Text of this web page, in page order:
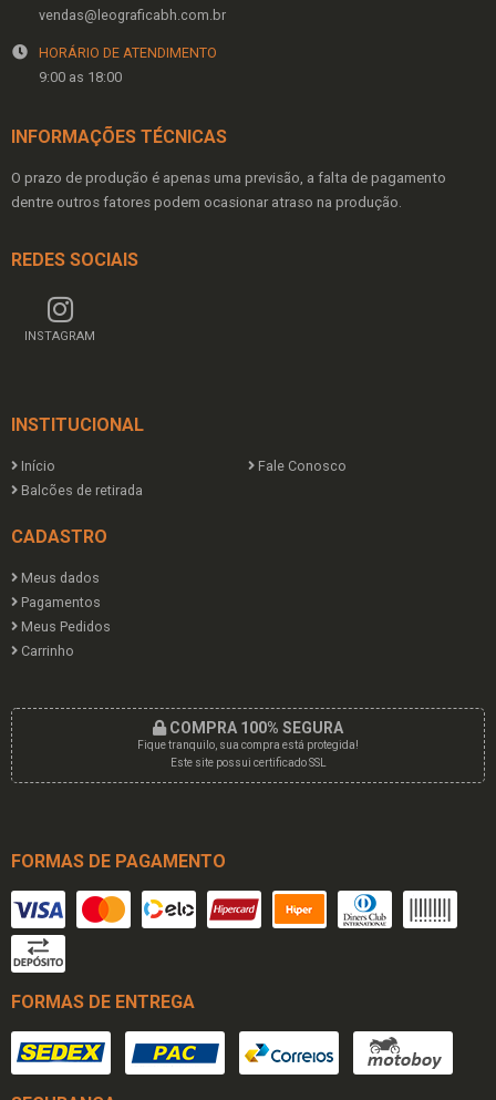
vendas@leograficabh.com.br
HORÁRIO DE ATENDIMENTO
9:00 as 18:00
INFORMAÇÕES TÉCNICAS
O prazo de produção é apenas uma previsão, a falta de pagamento
dentre outros fatores podem ocasionar atraso na produção.
REDES SOCIAIS
INSTAGRAM
INSTITUCIONAL
Início
Fale Conosco
Balcões de retirada
CADASTRO
Meus dados
Pagamentos
Meus Pedidos
Carrinho
COMPRA 100% SEGURA
Fique tranquilo, sua compra está protegida!
Este site possui certificado SSL
FORMAS DE PAGAMENTO
FORMAS DE ENTREGA